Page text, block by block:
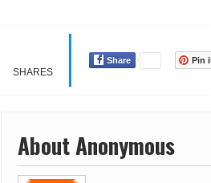
SHARES
Share Pin
About Anonymous